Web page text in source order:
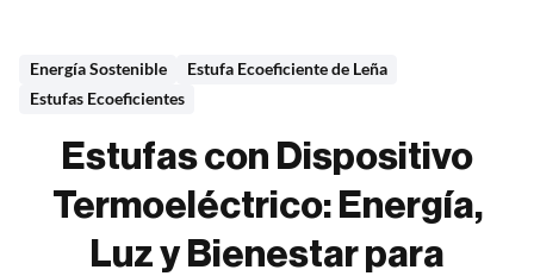
Energía Sostenible
Estufa Ecoeficiente de Leña
Estufas Ecoeficientes
Estufas con Dispositivo
Termoeléctrico: Energía,
Luz y Bienestar para